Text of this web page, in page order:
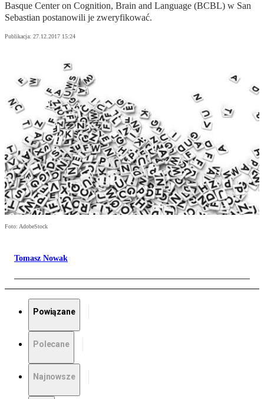
Basque Center on Cognition, Brain and Language (BCBL) w San
Sebastian postanowili je zweryfikować.
Publikacja: 27.12.2017 15:24
Foto: AdobeStock
Tomasz Nowak
Powiązane
Polecane
Najnowsze